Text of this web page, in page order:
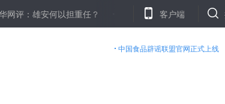
雄安何以担重任？ 香港将迎风雨季 排查危树防伤人
客户端
中国食品辟谣联盟官网正式上线